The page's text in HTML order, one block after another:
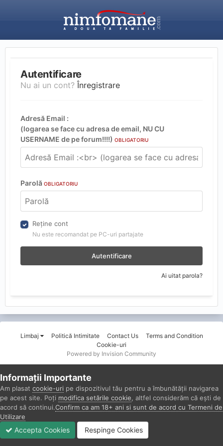
Autentificare
Nu ai un cont? Înregistrare
Adresă Email :
(logarea se face cu adresa de email, NU CU
USERNAME de pe forum!!!!) OBLIGATORIU
Parolă OBLIGATORIU
Reține cont
Nu este recomandat pe PC-uri partajate
Autentificare
Ai uitat parola?
Limbaj Politică Intimitate Contact Us
Terms and Condition
Cookie-uri
Powered by Invision Community
Informații Importante
Am plasat cookie-uri pe dispozitivul tău pentru a îmbunătății navigarea
pe acest site. Poți modifica setările cookie , altfel considerăm că ești de
acord să continui.Confirm ca am 18+ ani si sunt de acord cu Termeni de
Utilizare
Accepta Cookies Respinge Cookies
Înregistrare